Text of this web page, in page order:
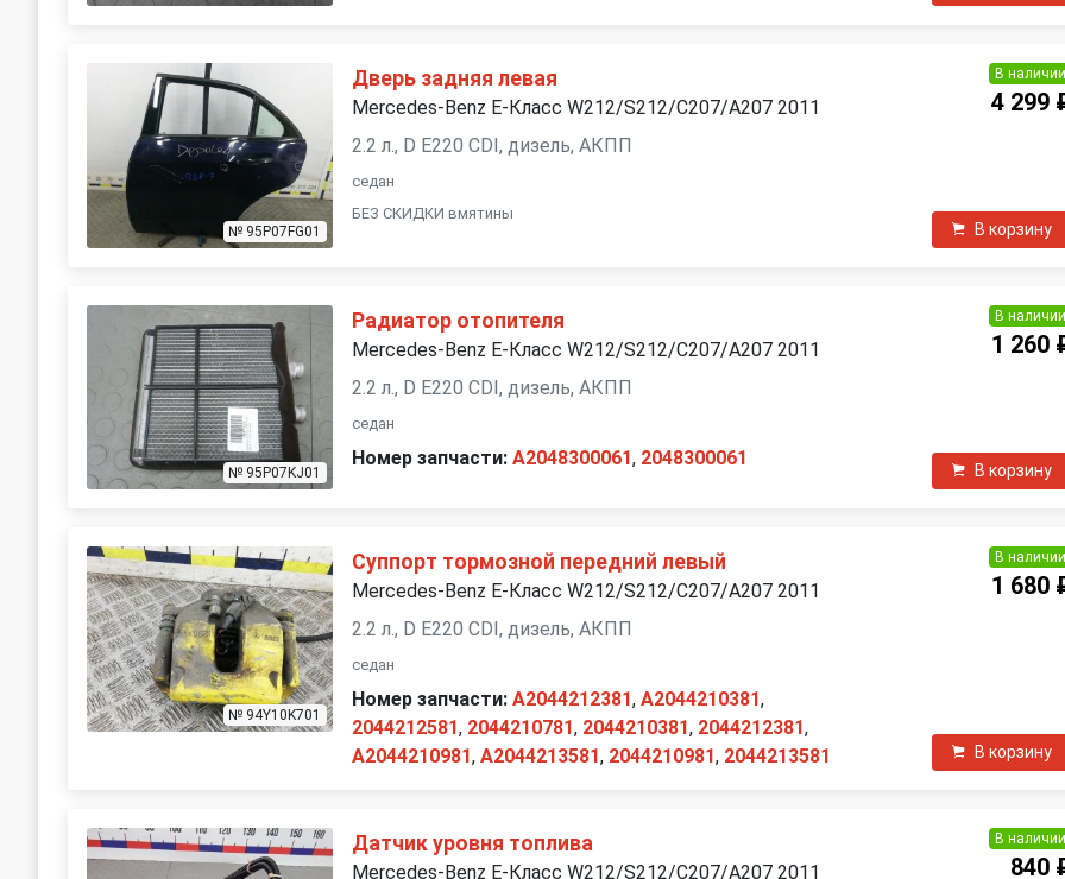
№ 95P07FG01
Дверь задняя левая
Mercedes-Benz E-Класс W212/S212/C207/A207 2011
2.2 л., D E220 CDI, дизель, АКПП
седан
БЕЗ СКИДКИ вмятины
В наличии
4 299
В корзину
№ 95P07KJ01
Радиатор отопителя
Mercedes-Benz E-Класс W212/S212/C207/A207 2011
2.2 л., D E220 CDI, дизель, АКПП
седан
Номер запчасти: A2048300061, 2048300061
В наличии
1 260
В корзину
№ 94Y10K701
Суппорт тормозной передний левый
Mercedes-Benz E-Класс W212/S212/C207/A207 2011
2.2 л., D E220 CDI, дизель, АКПП
седан
Номер запчасти: A2044212381,A2044210381,
2044212581, 2044210781, 2044210381, 2044212381,
A2044210981,A2044213581, 2044210981, 2044213581
В наличии
1 680
В корзину
Датчик уровня топлива
Mercedes-Benz E-Класс W212/S212/C207/A207 2011
В наличии
840